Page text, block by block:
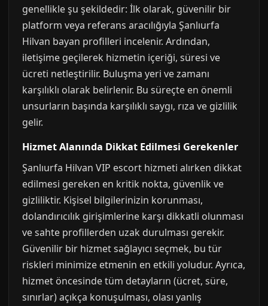
genellikle şu şekildedir: İlk olarak, güvenilir bir
platform veya referans aracılığıyla Şanlıurfa
Hilvan bayan profilleri incelenir. Ardından,
iletişime geçilerek hizmetin içeriği, süresi ve
ücreti netleştirilir. Buluşma yeri ve zamanı
karşılıklı olarak belirlenir. Bu süreçte en önemli
unsurların başında karşılıklı saygı, rıza ve gizlilik
gelir.
Hizmet Alanında Dikkat Edilmesi Gerekenler
Şanlıurfa Hilvan VIP escort hizmeti alırken dikkat
edilmesi gereken en kritik nokta, güvenlik ve
gizliliktir. Kişisel bilgilerinizin korunması,
dolandırıcılık girişimlerine karşı dikkatli olunması
ve sahte profillerden uzak durulması gerekir.
Güvenilir bir hizmet sağlayıcı seçmek, bu tür
riskleri minimize etmenin en etkili yoludur. Ayrıca,
hizmet öncesinde tüm detayların (ücret, süre,
sınırlar) açıkça konuşulması, olası yanlış